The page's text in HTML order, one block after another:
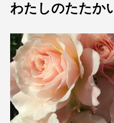
わたしのたたか